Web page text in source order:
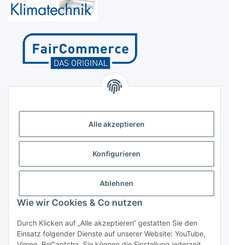
Alle akzeptieren
Konfigurieren
Ablehnen
Wie wir Cookies & Co nutzen
Durch Klicken auf „Alle akzeptieren“ gestatten Sie den
Einsatz folgender Dienste auf unserer Website: YouTube,
Finden Sie uns auf Google Maps